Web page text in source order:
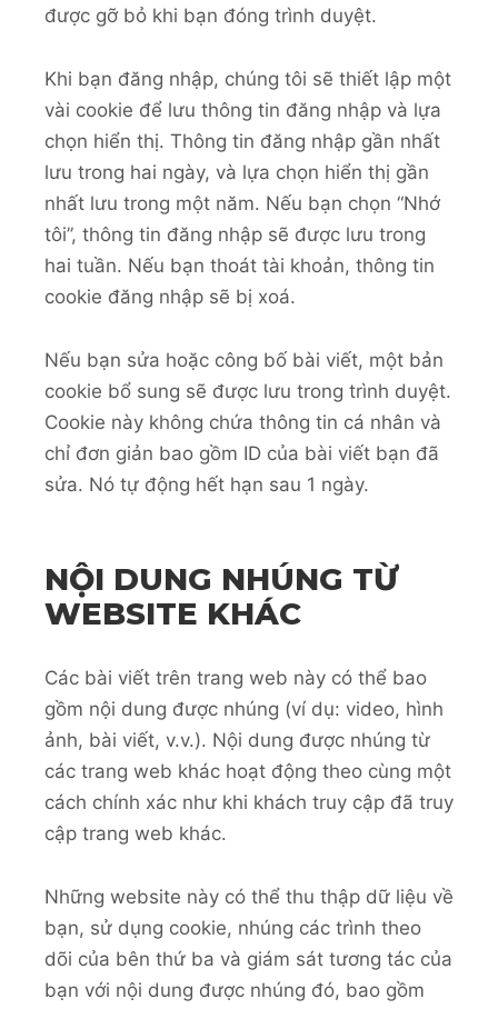
được gỡ bỏ khi bạn đóng trình duyệt.
Khi bạn đăng nhập, chúng tôi sẽ thiết lập một
vài cookie để lưu thông tin đăng nhập và lựa
chọn hiển thị. Thông tin đăng nhập gần nhất
lưu trong hai ngày, và lựa chọn hiển thị gần
nhất lưu trong một năm. Nếu bạn chọn “Nhớ
tôi”, thông tin đăng nhập sẽ được lưu trong
hai tuần. Nếu bạn thoát tài khoản, thông tin
cookie đăng nhập sẽ bị xoá.
Nếu bạn sửa hoặc công bố bài viết, một bản
cookie bổ sung sẽ được lưu trong trình duyệt.
Cookie này không chứa thông tin cá nhân và
chỉ đơn giản bao gồm ID của bài viết bạn đã
sửa. Nó tự động hết hạn sau 1 ngày.
NỘI DUNG NHÚNG TỪ
WEBSITE KHÁC
Các bài viết trên trang web này có thể bao
gồm nội dung được nhúng (ví dụ: video, hình
ảnh, bài viết, v.v.). Nội dung được nhúng từ
các trang web khác hoạt động theo cùng một
cách chính xác như khi khách truy cập đã truy
cập trang web khác.
Những website này có thể thu thập dữ liệu về
bạn, sử dụng cookie, nhúng các trình theo
dõi của bên thứ ba và giám sát tương tác của
bạn với nội dung được nhúng đó, bao gồm